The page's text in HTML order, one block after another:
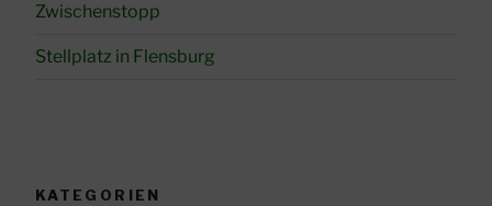
Zwischenstopp
Stellplatz in Flensburg
KATEGORIEN